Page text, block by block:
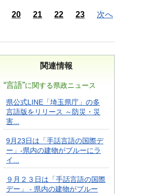
20 21 22 23 次へ
関連情報
“言語”に関する県政ニュース
県公式LINE「埼玉県庁」の多
言語版をリリース ～防災・災
害...
9月23日は「手話言語の国際デ
ー」-県内の建物がブルーにラ
イ...
９月２３日は「手話言語の国際
デー」 - 県内の建物がブルー